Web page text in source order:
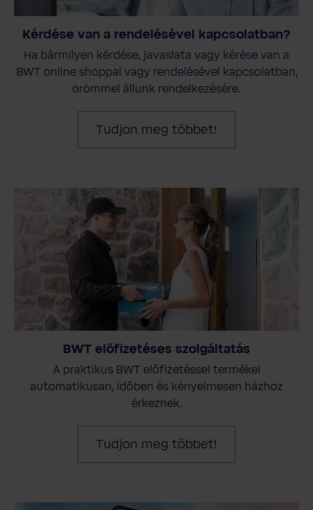
Kérdése van a rendelésével kapcsolatban?
Ha bármilyen kérdése, javaslata vagy kérése van a
BWT online shoppal vagy rendelésével kapcsolatban,
örömmel állunk rendelkezésére.
Tudjon meg többet!
BWT előfizetéses szolgáltatás
A praktikus BWT előfizetéssel termékei
automatikusan, időben és kényelmesen házhoz
érkeznek.
Tudjon meg többet!